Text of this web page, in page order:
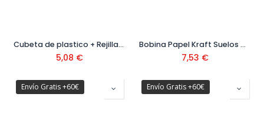
Cubeta de plastico + Rejilla de plástico Ref: 13231
5,08 €
Bobina Papel Kraft Suelos Hidrófugo
7,53 €
Envío Gratis +60€ Envío Gratis +60€